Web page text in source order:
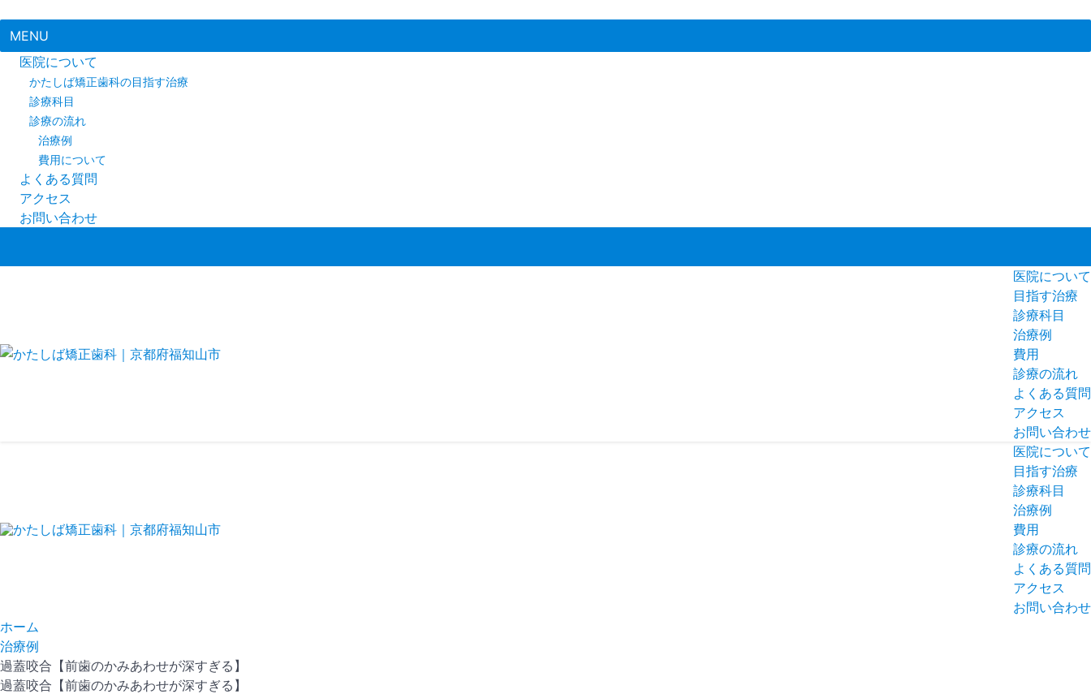
MENU
医院について
かたしば矯正歯科の目指す治療
診療科目
診療の流れ
治療例
費用について
よくある質問
アクセス
お問い合わせ
医院について
目指す治療
診療科目
治療例
費用
診療の流れ
よくある質問
アクセス
お問い合わせ
医院について
目指す治療
診療科目
治療例
費用
診療の流れ
よくある質問
アクセス
お問い合わせ
ホーム
治療例
過蓋咬合【前歯のかみあわせが深すぎる】
過蓋咬合【前歯のかみあわせが深すぎる】